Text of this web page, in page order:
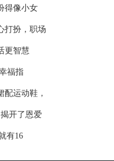
得像小女
打扮，职场
更智慧
福指
运动鞋，
开了恩爱
有16